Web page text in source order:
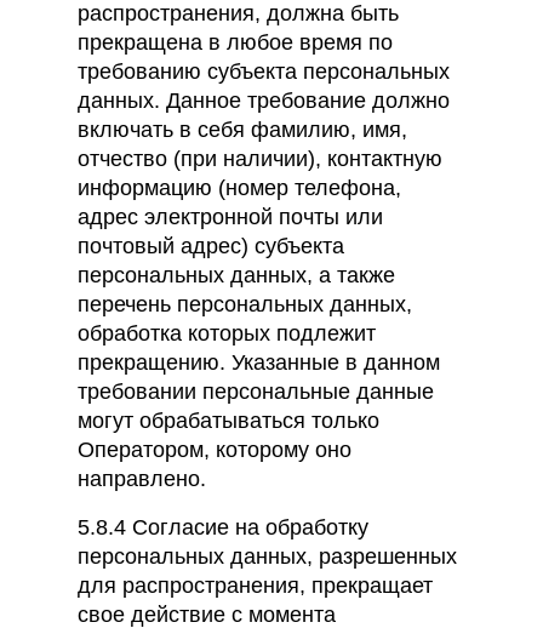
распространения, должна быть
прекращена в любое время по
требованию субъекта персональных
данных. Данное требование должно
включать в себя фамилию, имя,
отчество (при наличии), контактную
информацию (номер телефона,
адрес электронной почты или
почтовый адрес) субъекта
персональных данных, а также
перечень персональных данных,
обработка которых подлежит
прекращению. Указанные в данном
требовании персональные данные
могут обрабатываться только
Оператором, которому оно
направлено.
5.8.4 Согласие на обработку
персональных данных, разрешенных
для распространения, прекращает
свое действие с момента